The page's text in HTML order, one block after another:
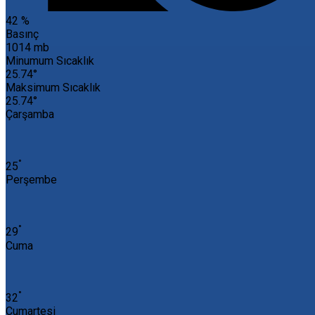
42 %
Basınç
1014 mb
Minumum Sıcaklık
25.74°
Maksimum Sıcaklık
25.74°
Çarşamba
25°
Perşembe
29°
Cuma
32°
Cumartesi